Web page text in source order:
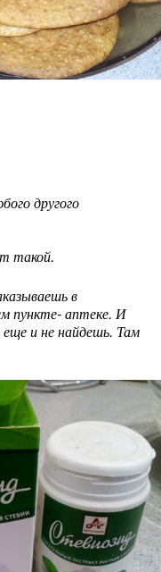
другого
такой.
в
пункте- аптеке. И
и не найдешь. Там